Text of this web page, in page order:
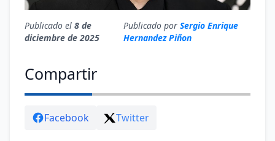
Publicado el 8 de
diciembre de 2025
Publicado porSergio Enrique
Hernandez Piñon
Compartir
Facebook Twitter